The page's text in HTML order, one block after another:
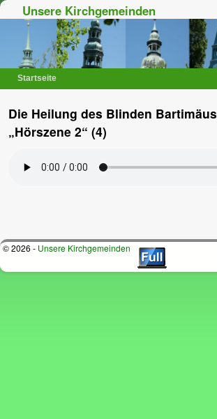
Unsere Kirchgemeinden
Startseite
Die Heilung des Blinden Bartimäus
„Hörszene 2“ (4)
© 2026 - Unsere Kirchgemeinden